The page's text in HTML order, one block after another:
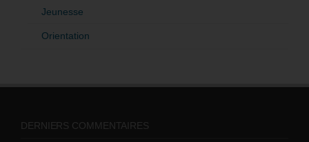
Jeunesse
Orientation
DERNIERS COMMENTAIRES